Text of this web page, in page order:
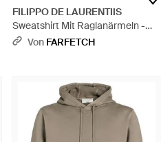
FILIPPO DE LAURENTIIS
Sweatshirt Mit Raglanärmeln -
BlauVon FARFETCH